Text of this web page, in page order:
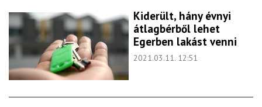
Kiderült, hány évnyi
átlagbérből lehet
Egerben lakást venni
2021.03.11. 12:51